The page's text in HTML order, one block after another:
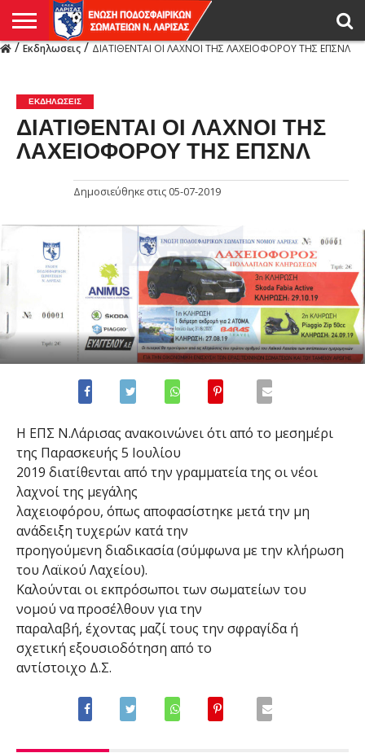
/Εκδηλωσεις/ΔΙΑΤΙΘΕΝΤΑΙ ΟΙ ΛΑΧΝΟΙ ΤΗΣ ΛΑΧΕΙΟΦΟΡΟΥ ΤΗΣ ΕΠΣΝΛ
ΕΚΔΗΛΩΣΕΙΣ
ΔΙΑΤΙΘΕΝΤΑΙ ΟΙ ΛΑΧΝΟΙ ΤΗΣ
ΛΑΧΕΙΟΦΟΡΟΥ ΤΗΣ ΕΠΣΝΛ
Δημοσιεύθηκε στις 05-07-2019
Η ΕΠΣ Ν.Λάρισας ανακοινώνει ότι από το μεσημέρι
της Παρασκευής 5 Ιουλίου
2019 διατίθενται από την γραμματεία της οι νέοι
λαχνοί της μεγάλης
λαχειοφόρου, όπως αποφασίστηκε μετά την μη
ανάδειξη τυχερών κατά την
προηγούμενη διαδικασία (σύμφωνα με την κλήρωση
του Λαϊκού Λαχείου).
Καλούνται οι εκπρόσωποι των σωματείων του
νομού να προσέλθουν για την
παραλαβή, έχοντας μαζί τους την σφραγίδα ή
σχετική εξουσιοδότηση από το
αντίστοιχο Δ.Σ.